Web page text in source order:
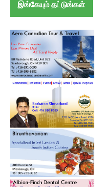
இங்கேயும் தட்டுங்கள்